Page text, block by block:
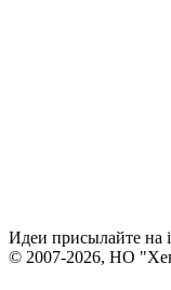
Идеи присылайте на
© 2007-2026, НО